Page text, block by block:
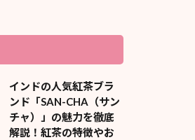
インドの人気紅茶ブラ
ンド「SAN-CHA（サン
チャ）」の魅力を徹底
解説！紅茶の特徴やお